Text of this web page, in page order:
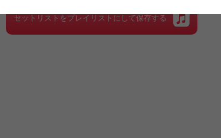
セットリストをプレイリストにして保存する